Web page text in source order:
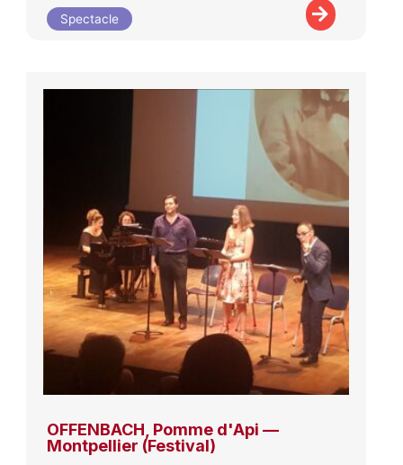
Spectacle
OFFENBACH, Pomme d'Api —
Montpellier (Festival)